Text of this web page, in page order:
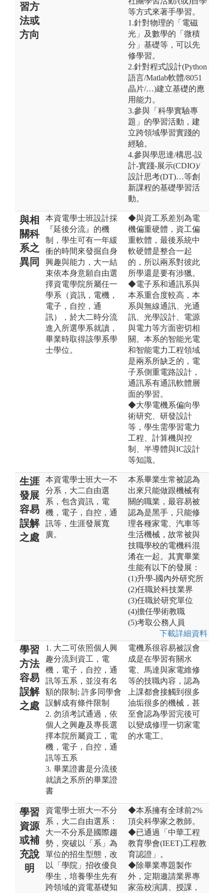
習方
法或
方向
等方式來著手學習。
1.針對物理的「電磁
光」及數學的「微積
分」基礎等，可以先
修學習。
2.針對程式設計(Python
語言/Matlab軟體/8051
晶片/…)建立基礎的應
用能力。
3.參與「科學實驗專
題」的學習活動，建
立跨領域學習實踐的
經驗。
4.參與學思達/構思-設
計-實踐-展示(CDIO)/
設計思考(DT)…等創
新課程的基礎學習活
動。
與相
關科
系之
異同
本資電學士班設計採
『延後分流』的機
制，學生可有一年緩
衝的時間來發掘自身
興趣與能力，大一結
束依本身意願自由選
擇資電學院所屬任一
學系（資訊，電機，
電子，自控，通
訊），於大二時分流
進入所選學系就讀，
畢業時取得該學系學
士學位。
◆與資工系差別為電
機偏重硬體，資工偏
重軟體，最後系統中
軟硬體是整合一起
的，所以兩系對彼此
所學還是要有涉獵。
◆電子系和通訊系與
本系重合度較高，本
系與無線通訊、光通
訊、光學設計、電源
與電力等方面密切相
關。本系的智能光電
和智能電力工程領域
是兩系所缺乏的，電
子系側重電路設計，
通訊系有通訊軟體層
面的學習。
◆大學電機系偏向學
術研究、研發設計
等，學生需學習電力
工程、計算機與控
制、半導體與IC設計
等知識。
生涯
發展
容易
誤解
之處
本資電學士班大一不
分系，大二自由選
系，包含資訊，電
機，電子，自控，通
訊等，生涯發展寬
廣。
本系畢業生常被認為
出來只能做跟機械有
關的職業，最容易被
認為是黑手，只能修
理各種家電、汽車等
生活機械，故常被與
技職學校的電機科混
淆在一起。其實畢業
生能有以下的發展：
(1)升學-國內外研究所
(2)任職於科技業界
(3)任職於研究單位
(4)擔任學術教職
(5)考取公務人員
下載詳細資料
學習
方法
容易
誤解
之處
1. 大二可依照個人興
趣分流到資工，電
機，電子，自控，通
訊等五系，並沒有名
額的限制; 許多同學會
誤解成有條件限制
2. 勿須考試通過，依
個人之興趣及專長選
擇本院所屬資工，電
機，電子，自控，通
訊等五系
3. 畢業證書是分流後
就讀之系所的畢業證
書
電機系很容易被誤會
成是在學習有關水
電、馬達與家電維修
等的技職內容，認為
上課都會接觸到很多
油垢很多的機械，甚
至會認為學習完後可
以變成修理一切家電
的水電工。
學習
資源
或補
充說
明
資電學士班大一不分
系，大二自由選系：
大一不分系是國際趨
勢，突破以「系」為
單位的招生型態，改
以「學院」招收優良
學生，培養學生先有
跨領域的資電基礎知
◆本系擁有全球前2%
頂尖科學家之教師。
◆已通過「中華工程
教育學會(IEET)工程教
育認證」。
◆除畢業專題製作
外，定期邀請業界專
家蒞校演講、授課，